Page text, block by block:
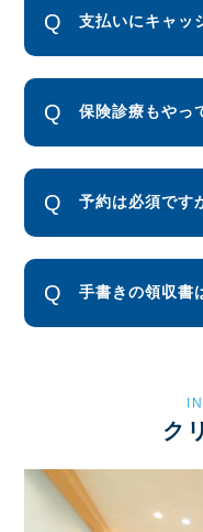
支払いにキャッ
保険診療もやっ
予約は必須です
手書きの領収書
ク